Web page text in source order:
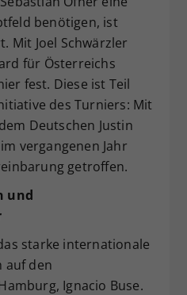
benötigen, ist
Mit Joel Schwärzler
für Österreichs
fest. Diese ist Teil
des Turniers: Mit
Deutschen Justin
vergangenen Jahr
getroffen.
und
starke internationale
auf den
Ignacio Buse.